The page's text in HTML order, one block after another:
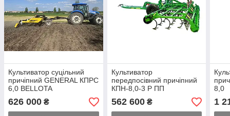
Культиватор суцільний
причіпний GENERAL КПРС
6,0 BELLOTA
626 000 ₴
Культиватор
передпосівний причіпний
КПН-8,0-3 Р ПП
562 600₴
8,0
1